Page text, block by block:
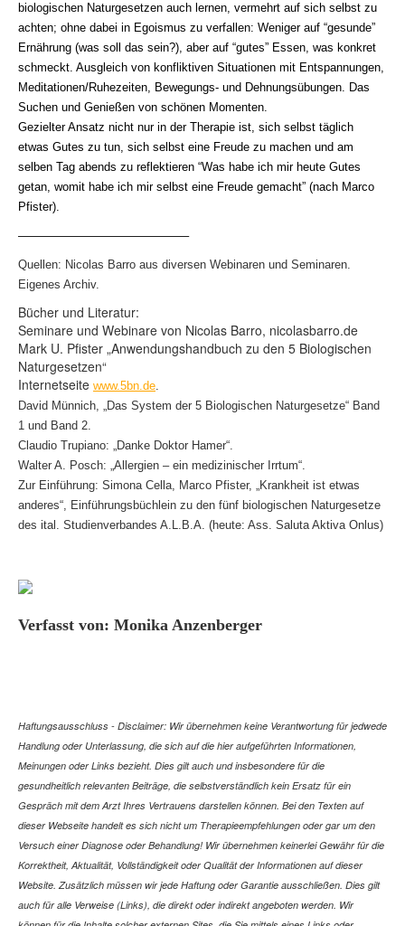
biologischen Naturgesetzen auch lernen, vermehrt auf sich selbst zu
achten; ohne dabei in Egoismus zu verfallen: Weniger auf “gesunde”
Ernährung (was soll das sein?), aber auf “gutes” Essen, was konkret
schmeckt. Ausgleich von konfliktiven Situationen mit Entspannungen,
Meditationen/Ruhezeiten, Bewegungs- und Dehnungsübungen. Das
Suchen und Genießen von schönen Momenten.
Gezielter Ansatz nicht nur in der Therapie ist, sich selbst täglich
etwas Gutes zu tun, sich selbst eine Freude zu machen und am
selben Tag abends zu reflektieren “Was habe ich mir heute Gutes
getan, womit habe ich mir selbst eine Freude gemacht” (nach Marco
Pfister).
——————————————–
Quellen: Nicolas Barro aus diversen Webinaren und Seminaren.
Eigenes Archiv.
Bücher und Literatur:
Seminare und Webinare von Nicolas Barro, nicolasbarro.de
Mark U. Pfister „Anwendungshandbuch zu den 5 Biologischen
Naturgesetzen“
Internetseite www.5bn.de.
David Münnich, „Das System der 5 Biologischen Naturgesetze“ Band
1 und Band 2.
Claudio Trupiano: „Danke Doktor Hamer“.
Walter A. Posch: „Allergien – ein medizinischer Irrtum“.
Zur Einführung: Simona Cella, Marco Pfister, „Krankheit ist etwas
anderes“, Einführungsbüchlein zu den fünf biologischen Naturgesetze
des ital. Studienverbandes A.L.B.A. (heute: Ass. Saluta Aktiva Onlus)
Verfasst von: Monika Anzenberger
Haftungsausschluss - Disclaimer: Wir übernehmen keine Verantwortung für jedwede
Handlung oder Unterlassung, die sich auf die hier aufgeführten Informationen,
Meinungen oder Links bezieht. Dies gilt auch und insbesondere für die
gesundheitlich relevanten Beiträge, die selbstverständlich kein Ersatz für ein
Gespräch mit dem Arzt Ihres Vertrauens darstellen können. Bei den Texten auf
dieser Webseite handelt es sich nicht um Therapieempfehlungen oder gar um den
Versuch einer Diagnose oder Behandlung! Wir übernehmen keinerlei Gewähr für die
Korrektheit, Aktualität, Vollständigkeit oder Qualität der Informationen auf dieser
Website. Zusätzlich müssen wir jede Haftung oder Garantie ausschließen. Dies gilt
auch für alle Verweise (Links), die direkt oder indirekt angeboten werden. Wir